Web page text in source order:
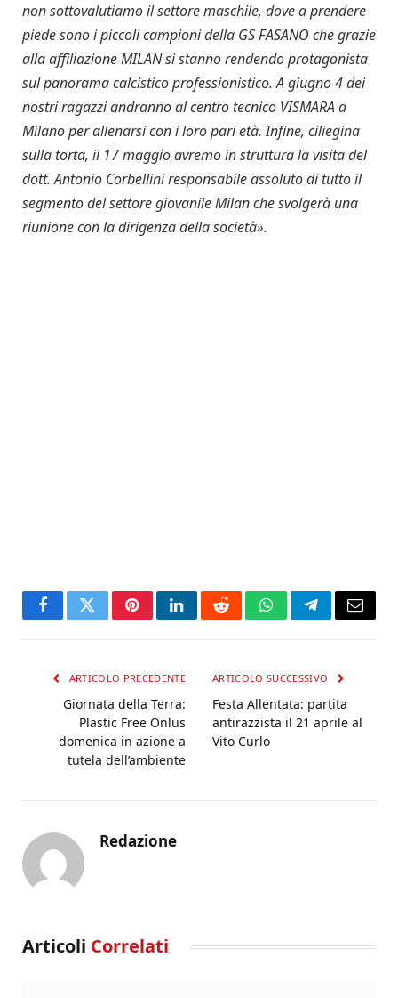
non sottovalutiamo il settore maschile, dove a prendere
piede sono i piccoli campioni della GS FASANO che grazie
alla affiliazione MILAN si stanno rendendo protagonista
sul panorama calcistico professionistico. A giugno 4 dei
nostri ragazzi andranno al centro tecnico VISMARA a
Milano per allenarsi con i loro pari età. Infine, ciliegina
sulla torta, il 17 maggio avremo in struttura la visita del
dott. Antonio Corbellini responsabile assoluto di tutto il
segmento del settore giovanile Milan che svolgerà una
riunione con la dirigenza della società».
FacebookTwitterPinterestLinkedInRedditWhatsAppTelegramEmail
ARTICOLO PRECEDENTE
Giornata della Terra:
Plastic Free Onlus
domenica in azione a
tutela dell’ambiente
ARTICOLO SUCCESSIVO
Festa Allentata: partita
antirazzista il 21 aprile al
Vito Curlo
Redazione
Articoli Correlati